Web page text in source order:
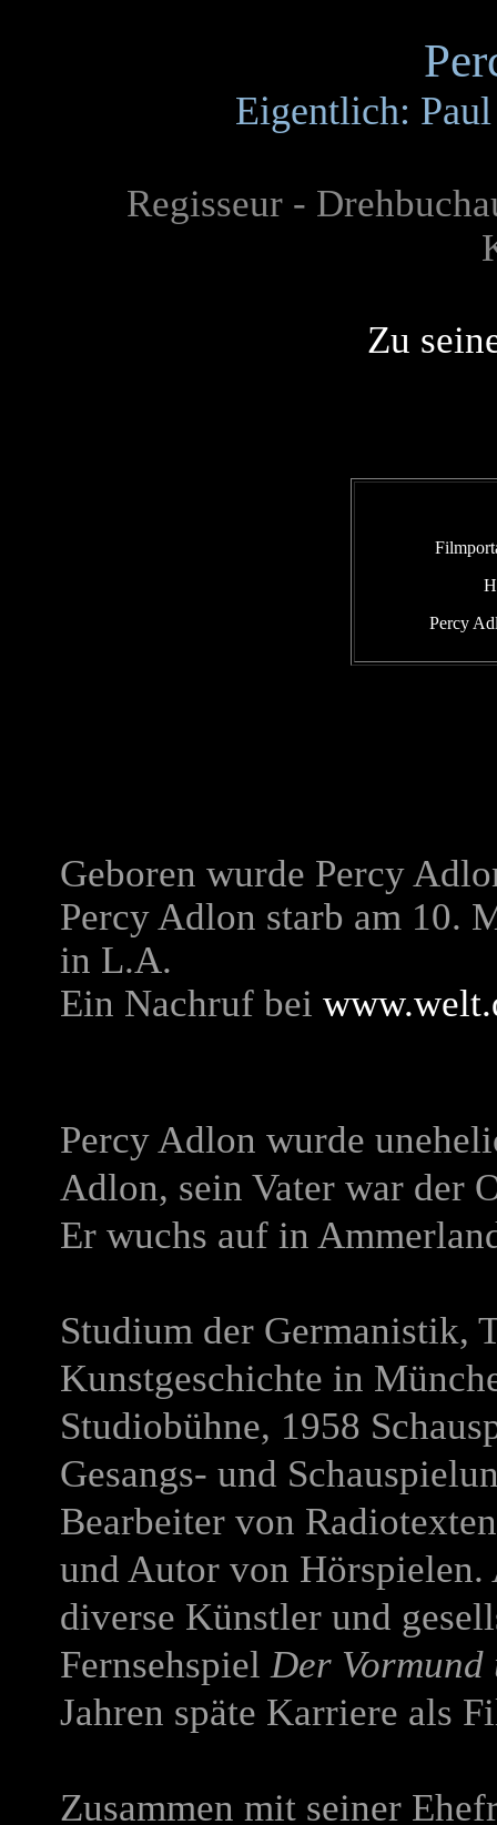
Eigentlich:
Regisseur -
Zu
Percy
Geboren wurde Percy
Percy Adlon starb am 10.
in L.A.
Ein Nachruf bei
Percy Adlon wurde
Adlon, sein Vater war der
Er wuchs auf in
Studium der Germanistik,
Kunstgeschichte in
Studiobühne, 1958
Gesangs- und
Bearbeiter von
und Autor von
diverse Künstler und
FernsehspielDer
Jahren späte Karriere als
Zusammen mit seiner